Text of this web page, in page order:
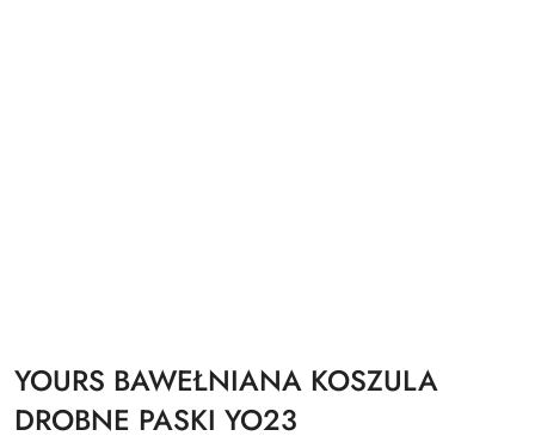
YOURS BAWEŁNIANA KOSZULA
DROBNE PASKI YO23